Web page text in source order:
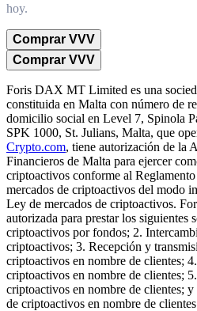
hoy.
Comprar VVV
Comprar VVV
Foris DAX MT Limited es una
constituida en Malta con número de
domicilio social en Level 7, Spinola
SPK 1000, St. Julians, Malta, que
Crypto.com, tiene autorización de la
Financieros de Malta para ejercer
criptoactivos conforme al
mercados de criptoactivos del modo
Ley de mercados de criptoactivos.
autorizada para prestar los siguientes
criptoactivos por fondos; 2.
criptoactivos; 3. Recepción y
criptoactivos en nombre de clientes;
criptoactivos en nombre de clientes;
criptoactivos en nombre de clientes;
de criptoactivos en nombre de